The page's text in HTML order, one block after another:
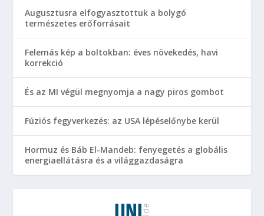
Augusztusra elfogyasztottuk a bolygó
természetes erőforrásait
Felemás kép a boltokban: éves növekedés, havi
korrekció
És az MI végül megnyomja a nagy piros gombot
Fúziós fegyverkezés: az USA lépéselőnybe kerül
Hormuz és Báb El-Mandeb: fenyegetés a globális
energiaellátásra és a világgazdaságra